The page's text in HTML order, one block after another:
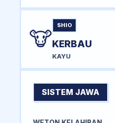
🐮
SHIO
KERBAU
KAYU
SISTEM JAWA